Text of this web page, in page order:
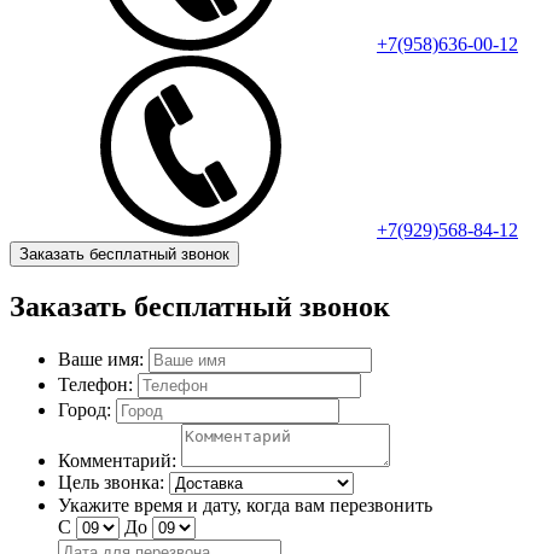
+7(958)636-00-12
+7(929)568-84-12
Заказать бесплатный звонок
Заказать бесплатный звонок
Ваше имя:
Телефон:
Город:
Комментарий:
Цель звонка:
Укажите время и дату, когда вам перезвонить
С
До